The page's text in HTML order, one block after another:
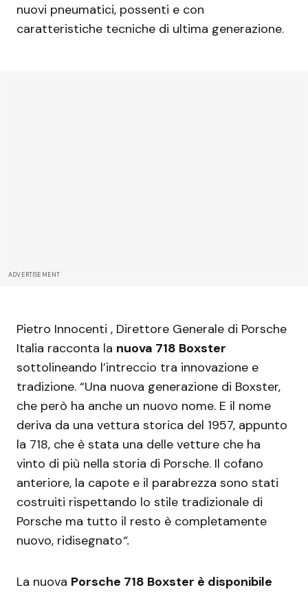
nuovi pneumatici, possenti e con
caratteristiche tecniche di ultima generazione.
ADVERTISEMENT
Pietro Innocenti , Direttore Generale di Porsche
Italia racconta la nuova 718 Boxster
sottolineando l’intreccio tra innovazione e
tradizione. “Una nuova generazione di Boxster,
che però ha anche un nuovo nome. E il nome
deriva da una vettura storica del 1957, appunto
la 718, che è stata una delle vetture che ha
vinto di più nella storia di Porsche. Il cofano
anteriore, la capote e il parabrezza sono stati
costruiti rispettando lo stile tradizionale di
Porsche ma tutto il resto è completamente
nuovo, ridisegnato“.
La nuova Porsche 718 Boxster è disponibile